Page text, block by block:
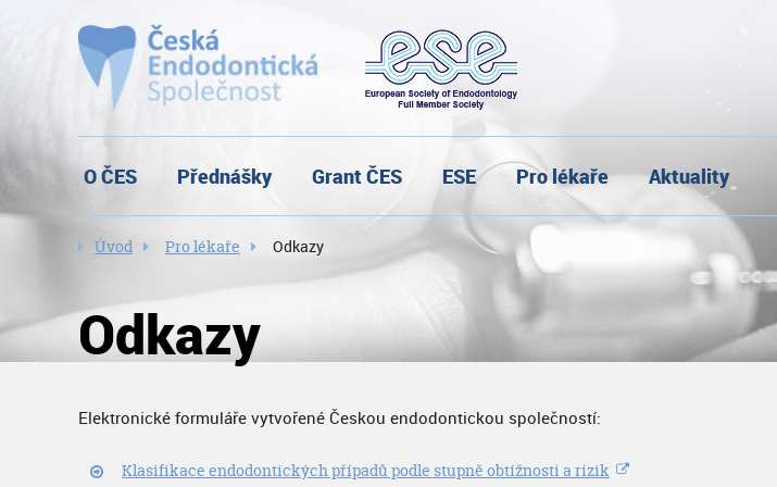
O ČES Přednášky Grant ČES ESE Pro lékaře Aktuality
Úvod Pro lékaře Odkazy
Odkazy
Elektronické formuláře vytvořené Českou endodontickou společností:
Klasifikace endodontických případů podle stupně obtížnosti a rizik